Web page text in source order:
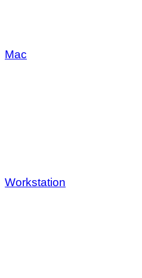
Mac
Workstation